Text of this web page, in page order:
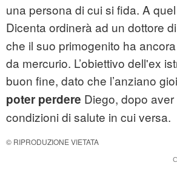
una persona di cui si fida. A
Dicenta ordinerà ad un dottore
che il suo primogenito ha
da mercurio. L’obiettivo dell'ex
buon fine, dato che l’anziano
poter perdere Diego, dopo
condizioni di salute in cui versa.
© RIPRODUZIONE VIETATA